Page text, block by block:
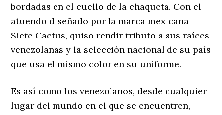
bordadas en el cuello de la chaqueta. Con el
atuendo diseñado por la marca mexicana
Siete Cactus, quiso rendir tributo a sus raíces
venezolanas y la selección nacional de su país
que usa el mismo color en su uniforme.
Es así como los venezolanos, desde cualquier
lugar del mundo en el que se encuentren,